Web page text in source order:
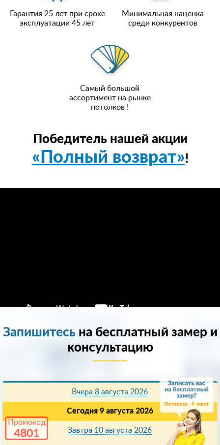
6
Промокод
4801
Гарантия 25 лет при сроке
эксплуатации 45 лет
Минимальная наценка
среди конкурентов
Самый большой
ассортимент на рынке
потолков !
Победитель нашей акции
«Полный возврат»!
Запишитесьна бесплатный замер и
консультацию
Вчера 8 августа 2026
Сегодня 9 августа 2026
Завтра 10 августа 2026